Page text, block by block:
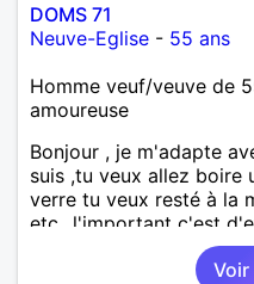
DOMS 71
Neuve-Eglise - 55 ans
Homme veuf/veuve de
amoureuse
Bonjour , je m'adapte
suis ,tu veux allez boire
verre tu veux resté à la
etc...l'important c'est
balader , faire du sport
théatre etc et j'aime par